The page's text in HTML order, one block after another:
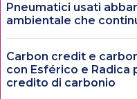
Pneumatici usati
ambientale che
Carbon credit e
con Esférico e Radica
credito di carbonio